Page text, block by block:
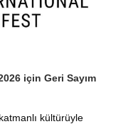
için Geri Sayım
kültürüyle